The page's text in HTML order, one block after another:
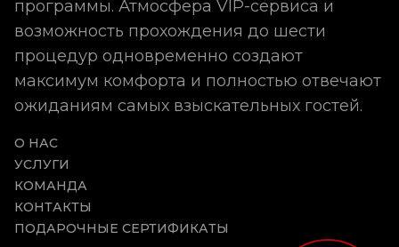
программы. Атмосфера VIP-сервиса и
возможность прохождения до шести
процедур одновременно создают
максимум комфорта и полностью отвечают
ожиданиям самых взыскательных гостей.
О НАС
УСЛУГИ
КОМАНДА
КОНТАКТЫ
ПОДАРОЧНЫЕ СЕРТИФИКАТЫ